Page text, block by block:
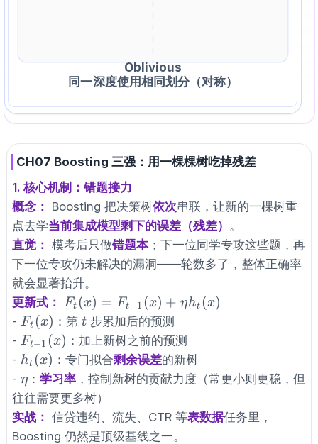
Oblivious
同一深度使用相同划分（对称）
CH07 Boosting 三强：用一棵棵树吃掉残差
1. 核心机制：错题接力
概念： Boosting 把决策树依次串联，让新的一棵树重
点去学当前集成模型剩下的误差（残差） 。
直觉： 模考后只做错题本；下一位同学专攻这些题，再
下一位专攻仍未解决的漏洞——轮数多了，整体正确率
就会显著抬升。
更新式： F_t(x)=F_{t-
1}(x)+\eta
h_t(x)
Ft (x) = Ft−1 (x) + ηht (x)
- F_t(x)
Ft (x) ：第 t
t步累加后的预测
- F_{t-
1}(x)
Ft−1 (x) ：加上新树之前的预测
- h_t(x)
ht (x) ：专门拟合剩余误差的新树
- \eta
η ：学习率 ，控制新树的贡献力度（常更小则更稳，但
往往需要更多树）
实战： 信贷违约、流失、CTR 等表数据任务里，
Boosting 仍然是顶级基线之一。